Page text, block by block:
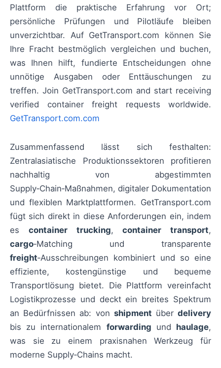
Plattform die praktische Erfahrung vor Ort;
persönliche Prüfungen und Pilotläufe bleiben
unverzichtbar. Auf GetTransport.com können Sie
Ihre Fracht bestmöglich vergleichen und buchen,
was Ihnen hilft, fundierte Entscheidungen ohne
unnötige Ausgaben oder Enttäuschungen zu
treffen. Join GetTransport.com and start receiving
verified container freight requests worldwide.
GetTransport.com.com
Zusammenfassend lässt sich festhalten:
Zentralasiatische Produktionssektoren profitieren
nachhaltig von abgestimmten
Supply‑Chain‑Maßnahmen, digitaler Dokumentation
und flexiblen Marktplattformen. GetTransport.com
fügt sich direkt in diese Anforderungen ein, indem
es container trucking,container transport,
cargo‑Matching und transparente
freight‑Ausschreibungen kombiniert und so eine
effiziente, kostengünstige und bequeme
Transportlösung bietet. Die Plattform vereinfacht
Logistikprozesse und deckt ein breites Spektrum
an Bedürfnissen ab: von shipment überdelivery
bis zu internationalem forwarding und haulage,
was sie zu einem praxisnahen Werkzeug für
moderne Supply‑Chains macht.